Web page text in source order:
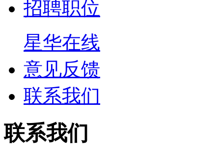
招聘职位
星华在线
意见反馈
联系我们
联系我们